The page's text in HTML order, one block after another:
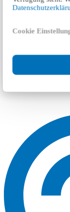
Cookie